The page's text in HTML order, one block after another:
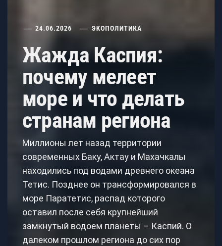
24.06.2026 ЭКОПОЛИТИКА
Жажда Каспия:
почему мелеет
море и что делать
странам региона
Миллионы лет назад территории
современных Баку, Актау и Махачкалы
находились под водами древнего океана
Тетис. Позднее он трансформировался в
море Паратетис, распад которого
оставил после себя крупнейший
замкнутый водоем планеты – Каспий. О
далеком прошлом региона до сих пор